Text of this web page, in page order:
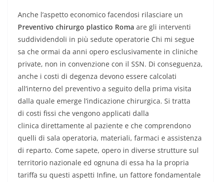
Anche l’aspetto economico facendosi rilasciare un
Preventivo chirurgo plastico Roma are gli interventi
suddividendoli in più sedute operatorie Chi mi segue
sa che ormai da anni opero esclusivamente in cliniche
private, non in convenzione con il SSN. Di conseguenza,
anche i costi di degenza devono essere calcolati
all’interno del preventivo a seguito della prima visita
dalla quale emerge l’indicazione chirurgica. Si tratta
di costi fissi che vengono applicati dalla
clinica direttamente al paziente e che comprendono
quelli di sala operatoria, materiali, farmaci e assistenza
di reparto. Come sapete, opero in diverse strutture sul
territorio nazionale ed ognuna di essa ha la propria
tariffa su questi aspetti Infine, un fattore fondamentale